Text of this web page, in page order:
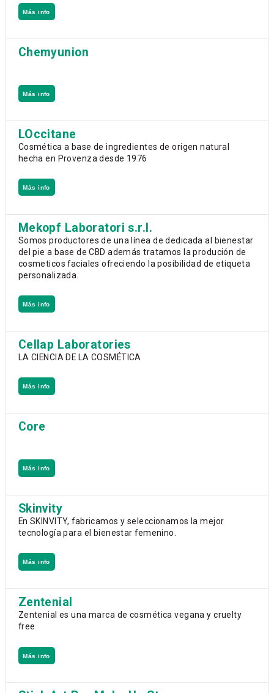
Más info
Chemyunion
Más info
LOccitane
Cosmética a base de ingredientes de origen natural
hecha en Provenza desde 1976
Más info
Mekopf Laboratori s.r.l.
Somos productores de una línea de dedicada al bienestar
del pie a base de CBD además tratamos la produción de
cosmeticos faciales ofreciendo la posibilidad de etiqueta
personalizada.
Más info
Cellap Laboratories
LA CIENCIA DE LA COSMÉTICA
Más info
Core
Más info
Skinvity
En SKINVITY, fabricamos y seleccionamos la mejor
tecnología para el bienestar femenino.
Más info
Zentenial
Zentenial es una marca de cosmética vegana y cruelty
free
Más info